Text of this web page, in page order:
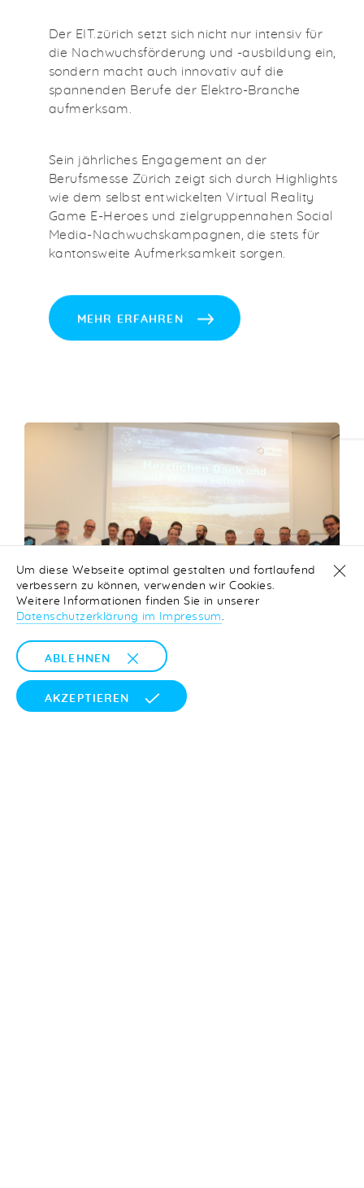
Der EIT.zürich setzt sich nicht nur intensiv für
die Nachwuchsförderung und -ausbildung ein,
sondern macht auch innovativ auf die
spannenden Berufe der Elektro-Branche
aufmerksam.
Sein jährliches Engagement an der
Berufsmesse Zürich zeigt sich durch Highlights
wie dem selbst entwickelten Virtual Reality
Game E-Heroes und zielgruppennahen Social
Media-Nachwuchskampagnen, die stets für
kantonsweite Aufmerksamkeit sorgen.
MEHR ERFAHREN
Die Berufsbildnerkonferenz
Um diese Webseite optimal gestalten und fortlaufend
verbessern zu können, verwenden wir Cookies.
Weitere Informationen finden Sie in unserer
Datenschutzerklärung im Impressum.
ABLEHNEN
AKZEPTIEREN